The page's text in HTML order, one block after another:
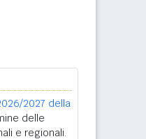
2027 della
delle
e regionali.